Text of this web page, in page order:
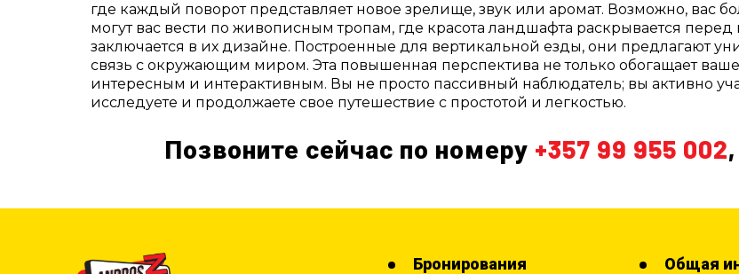
где каждый поворот представляет новое зрелище, звук или аромат. Возможно, вас
могут вас вести по живописным тропам, где красота ландшафта раскрывается перед
заключается в их дизайне. Построенные для вертикальной езды, они предлагают
связь с окружающим миром. Эта повышенная перспектива не только обогащает ваше
интересным и интерактивным. Вы не просто пассивный наблюдатель; вы активно
исследуете и продолжаете свое путешествие с простотой и легкостью.
Позвоните сейчас по номеру +357 99 955 002
Бронирования Общая